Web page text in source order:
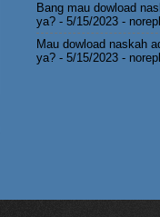
Bang mau dowload
ya? - 5/15/2023 -
Mau dowload naskah
ya? - 5/15/2023 -